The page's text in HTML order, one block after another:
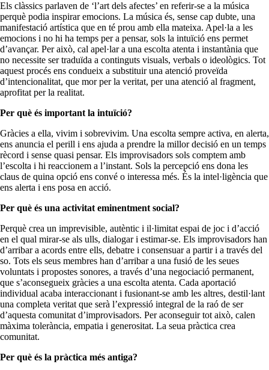
Els clàssics parlaven de ‘l’art dels afectes’ en referir-se a la música
perquè podia inspirar emocions. La música és, sense cap dubte, una
manifestació artística que en té prou amb ella mateixa. Apel·la a les
emocions i no hi ha temps per a pensar, sols la intuïció ens permet
d’avançar. Per això, cal apel·lar a una escolta atenta i instantània que
no necessite ser traduïda a continguts visuals, verbals o ideològics. Tot
aquest procés ens condueix a substituir una atenció proveïda
d’intencionalitat, que mor per la veritat, per una atenció al fragment,
aprofitat per la realitat.
Per què és important la intuïció?
Gràcies a ella, vivim i sobrevivim. Una escolta sempre activa, en alerta,
ens anuncia el perill i ens ajuda a prendre la millor decisió en un temps
rècord i sense quasi pensar. Els improvisadors sols comptem amb
l’escolta i hi reaccionem a l’instant. Sols la percepció ens dona les
claus de quina opció ens convé o interessa més. És la intel·ligència que
ens alerta i ens posa en acció.
Per què és una activitat eminentment social?
Perquè crea un imprevisible, autèntic i il·limitat espai de joc i d’acció
en el qual mirar-se als ulls, dialogar i estimar-se. Els improvisadors han
d’arribar a acords entre ells, debatre i consensuar a partir i a través del
so. Tots els seus membres han d’arribar a una fusió de les seues
voluntats i propostes sonores, a través d’una negociació permanent,
que s’aconsegueix gràcies a una escolta atenta. Cada aportació
individual acaba interaccionant i fusionant-se amb les altres, destil·lant
una completa veritat que serà l’expressió integral de la raó de ser
d’aquesta comunitat d’improvisadors. Per aconseguir tot això, calen
màxima tolerància, empatia i generositat. La seua pràctica crea
comunitat.
Per què és la pràctica més antiga?